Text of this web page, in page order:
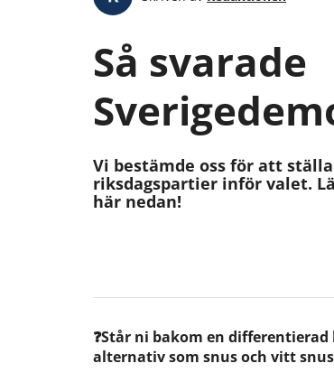
Så svarade
Vi bestämde oss för att
riksdagspartier inför valet.
här nedan!
❓Står ni bakom en
alternativ som snus och vitt